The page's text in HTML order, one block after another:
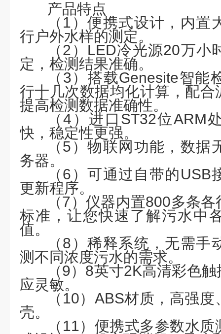
产品特点
（ 1 ）便携式设计，内置
行户外水样的测定。
（2 ） LED冷光源20万小
定，检测结果准确。
（ 3）搭载Genesite智能
行十几次数据均化计算，配
提高检测数据准确性。
（4 ）进口 ST32位ARM
快，稳定性更强。
（5 ）物联网功能，数据
务器。
（6 ）可通过自带的USB
更新程序。
（7）仪器内置800多条各
标准，让您快速了解污水中
值。
（8 ）稀释系统，无需手
测不同浓度污水的需求。
（9） 8英寸2K高清彩色
应灵敏。
（ 10） ABS材质，高强度
壳。
（ 11）便携式多参数水